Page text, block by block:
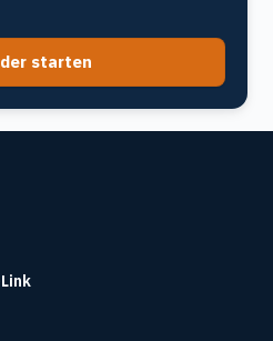
starten